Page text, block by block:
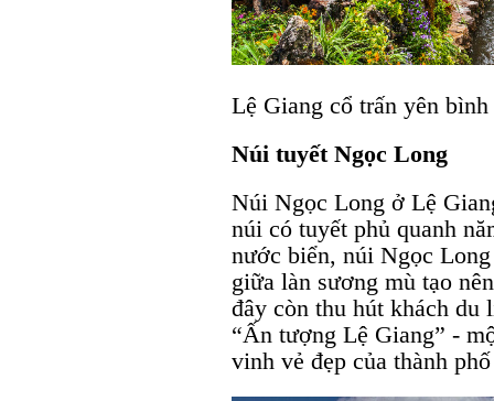
Lệ Giang cổ trấn yên bình
Núi tuyết Ngọc Long
Núi Ngọc Long ở Lệ
núi có tuyết phủ quanh
nước biển, núi Ngọc
giữa làn sương mù tạo
đây còn thu hút khách du
“Ấn tượng Lệ Giang” -
vinh vẻ đẹp của thành